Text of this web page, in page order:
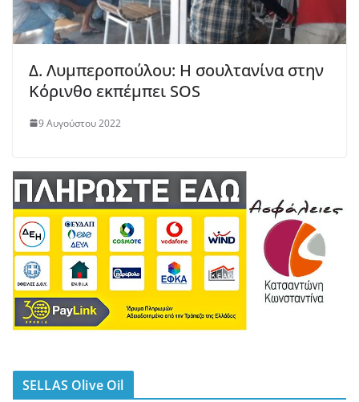
Δ. Λυμπεροπούλου: Η σουλτανίνα στην
Κόρινθο εκπέμπει SOS
9 Αυγούστου 2022
SELLAS Olive Oil